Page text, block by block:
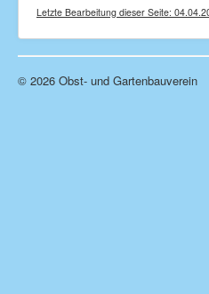
Letzte Bearbeitung dieser Seite:
© 2026 Obst- und Gartenbauverein